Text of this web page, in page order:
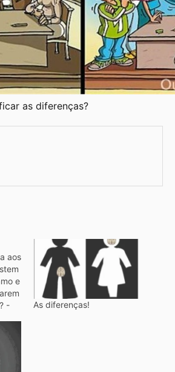
as diferenças?
aos
e
-
-
As diferenças!